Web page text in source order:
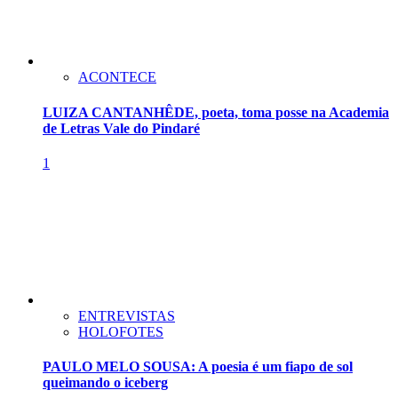
ACONTECE
LUIZA CANTANHÊDE, poeta, toma posse na Academia
de Letras Vale do Pindaré
1
ENTREVISTAS
HOLOFOTES
PAULO MELO SOUSA: A poesia é um fiapo de sol
queimando o iceberg